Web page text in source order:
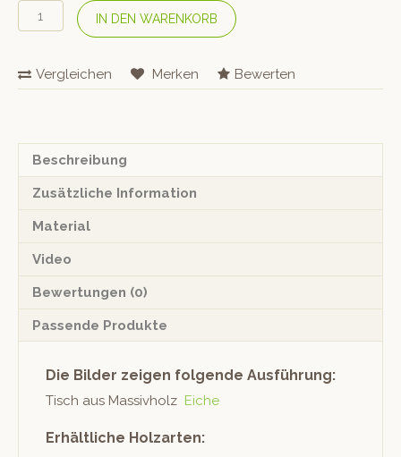
HUBERT
FELDKIRCHER
Eiche
geräuchert
IN DEN WARENKORB
Vergleichen Merken Bewerten
Beschreibung
Zusätzliche Information
Material
Video
Bewertungen (0)
Passende Produkte
Die Bilder zeigen folgende Ausführung:
Tisch aus Mas­sivholz Eiche
Erhältliche Holzarten: